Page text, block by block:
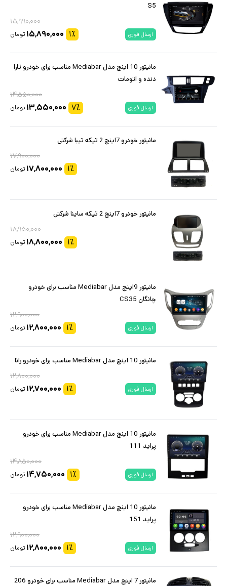
S5
۱۵,۹۹۰,۰۰۰
ارسال فوری ۱٪ ۱۵,۸۹۰,۰۰۰ تومان
مانیتور 10 اینچ مدل Mediabar مناسب برای خودرو تارا
دنده و اتومات
۱۴,۵۵۰,۰۰۰
ارسال فوری ۷٪ ۱۳,۵۵۰,۰۰۰ تومان
مانیتور خودرو 7اینچ 2 تیکه تیبا شرکتی
۱۷,۹۰۰,۰۰۰
۱٪ ۱۷,۸۰۰,۰۰۰ تومان
مانیتور خودرو 7اینچ 2 تیکه ساینا شرکتی
۱۸,۹۵۰,۰۰۰
۱٪ ۱۸,۸۰۰,۰۰۰ تومان
مانیتور 9اینچ مدل Mediabar مناسب برای خودرو
چانگان CS35
۱۲,۹۰۰,۰۰۰
ارسال فوری ۱٪ ۱۲,۸۰۰,۰۰۰ تومان
مانیتور 10 اینچ مدل Mediabar مناسب برای خودرو رانا
۱۲,۸۰۰,۰۰۰
ارسال فوری ۱٪ ۱۲,۷۰۰,۰۰۰ تومان
مانیتور 10 اینچ مدل Mediabar مناسب برای خودرو
پراید 111
۱۴,۸۵۰,۰۰۰
ارسال فوری ۱٪ ۱۴,۷۵۰,۰۰۰ تومان
مانیتور 10 اینچ مدل Mediabar مناسب برای خودرو
پراید 151
۱۲,۹۰۰,۰۰۰
ارسال فوری ۱٪ ۱۲,۸۰۰,۰۰۰ تومان
مانیتور 7 اینچ مدل Mediabar مناسب برای خودرو 206